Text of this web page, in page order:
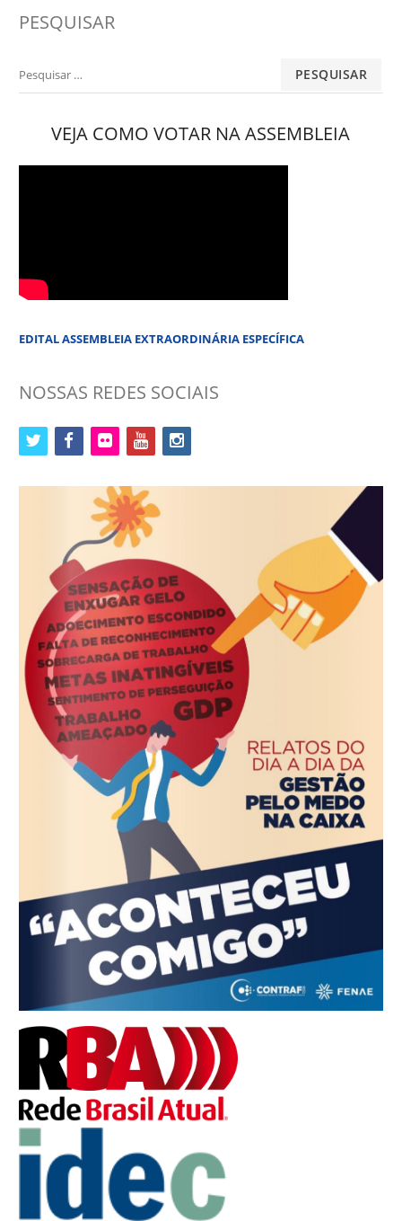
PESQUISAR
Pesquisar
VEJA COMO VOTAR NA ASSEMBLEIA
EDITAL ASSEMBLEIA EXTRAORDINÁRIA ESPECÍFICA
NOSSAS REDES SOCIAIS
twitter facebookflickr youtubeinstagram